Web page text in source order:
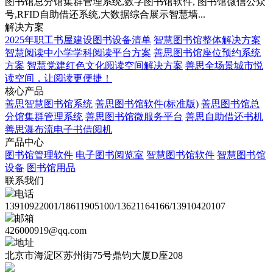
号,RFID自助借还系统,大数据综合展示智慧墙...
解决方案
2025年职工书屋建设图书设备清单 智慧图书馆整体解决方案
智慧阅读中小学学科阅读平台方案 善思图书馆座位预约系统
方案 智慧党建红色文化阅读空间解决方案 善思全场景城市悦
读空间，让阅读更便捷！
核心产品
善思智慧图书馆系统 善思图书馆软件(标准版) 善思图书馆总
分馆集群管理系统 善思图书馆微服务平台 善思自助借还书机
善思瀑布流电子书借阅机
产品中心
图书馆管理软件 电子图书阅览室 智慧图书馆软件 智慧图书馆
设备 图书馆用品
联系我们
电话
13910922001/18611905100/13621164166/13910420107
邮箱
426000919@qq.com
地址
北京市海淀区苏州街75号鼎钧大厦D座208